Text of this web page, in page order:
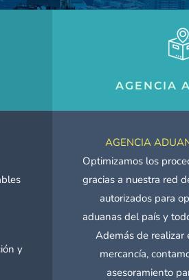
AGENCIA
y
AGENCIA
Optimizamos los
gracias a nuestra red
autorizados para
aduanas del país y
Además de realizar
mercancía,
asesoramiento